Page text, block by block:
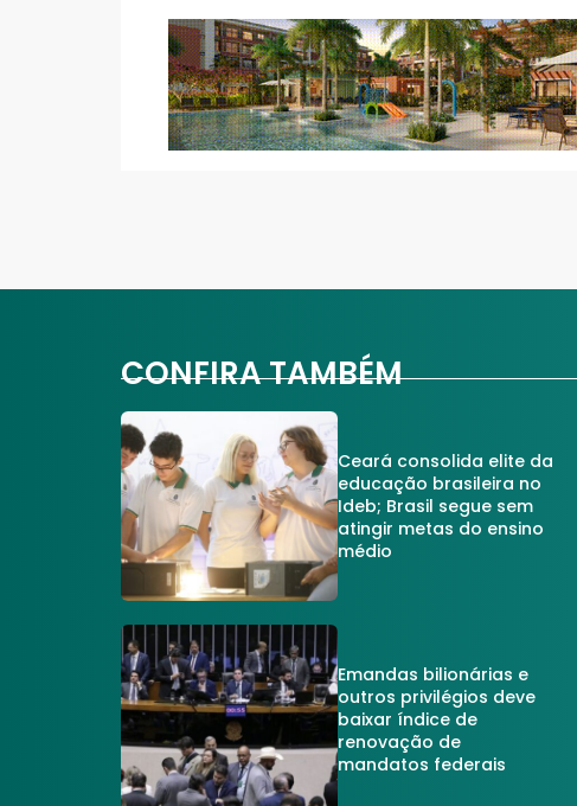
CONFIRA TAMBÉM
Ceará consolida elite da
educação brasileira no
Ideb; Brasil segue sem
atingir metas do ensino
médio
Emandas bilionárias e
outros privilégios deve
baixar índice de
renovação de
mandatos federais